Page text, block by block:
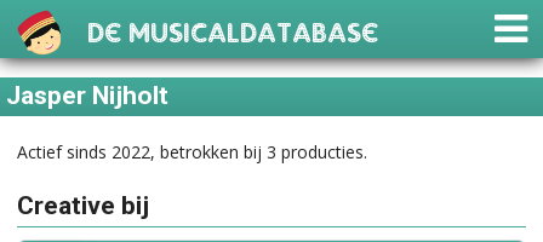
De Musicaldatabase
Jasper Nijholt
Actief sinds 2022, betrokken bij 3 producties.
Creative bij